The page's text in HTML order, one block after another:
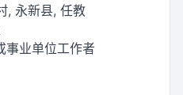
, 永新县, 任教
事业单位工作者